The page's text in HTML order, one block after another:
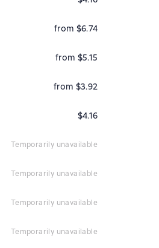
from $6.74
from $5.15
from $3.92
$4.16
temporarily unavailable
temporarily unavailable
temporarily unavailable
temporarily unavailable